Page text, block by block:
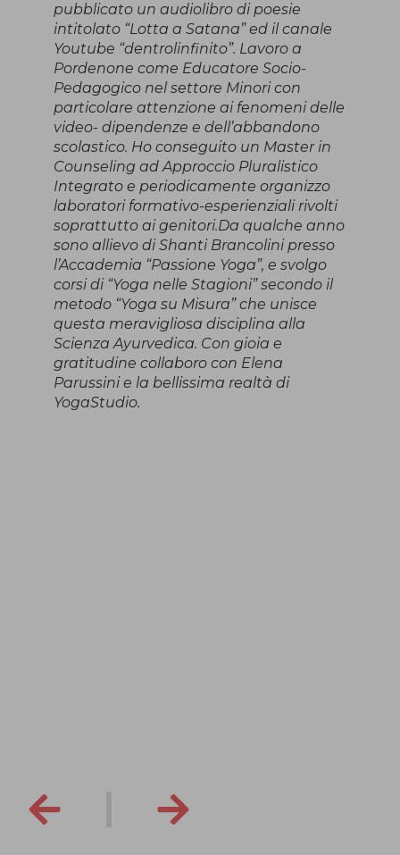
pubblicato un audiolibro di poesie
intitolato “Lotta a Satana” ed il canale
Youtube “dentrolinfinito”. Lavoro a
Pordenone come Educatore Socio-
Pedagogico nel settore Minori con
particolare attenzione ai fenomeni delle
video- dipendenze e dell’abbandono
scolastico. Ho conseguito un Master in
Counseling ad Approccio Pluralistico
Integrato e periodicamente organizzo
laboratori formativo-esperienziali rivolti
soprattutto ai genitori.Da qualche anno
sono allievo di Shanti Brancolini presso
l’Accademia “Passione Yoga”, e svolgo
corsi di “Yoga nelle Stagioni” secondo il
metodo “Yoga su Misura” che unisce
questa meravigliosa disciplina alla
Scienza Ayurvedica. Con gioia e
gratitudine collaboro con Elena
Parussini e la bellissima realtà di
YogaStudio.